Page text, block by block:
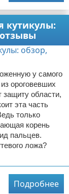
кутикулы:
у самого
ороговевших
защиту области,
эта часть
только
корень
пальцев.
ложа?
Подробнее